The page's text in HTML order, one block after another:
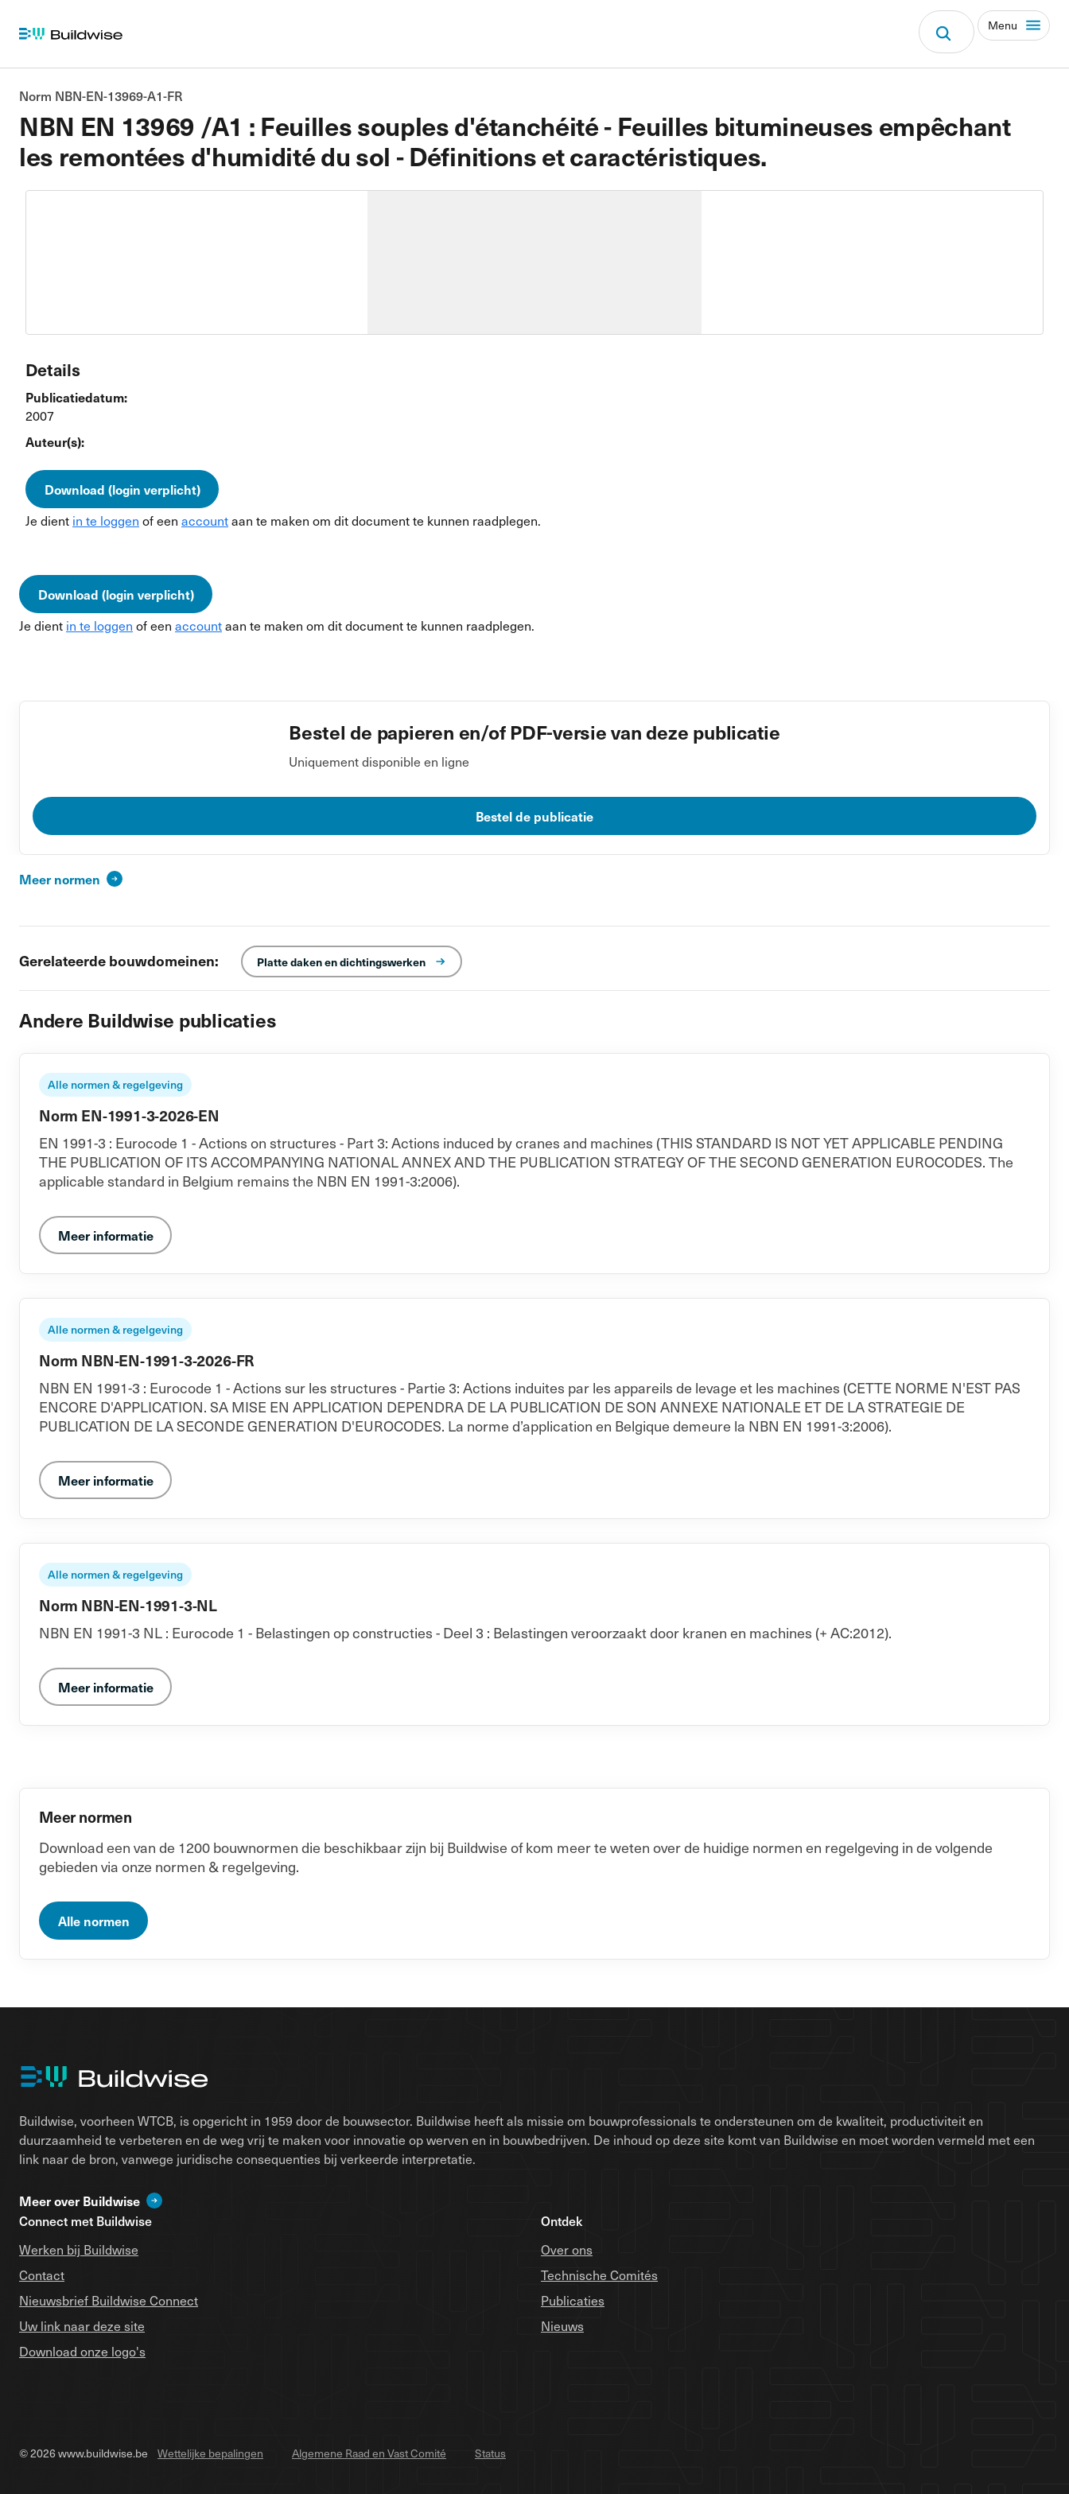
Menu
NBN EN 13969 /A1 : Feuilles souples d'étanchéité - Feuilles bitumineuses empêchant
les remontées d'humidité du sol - Définitions et caractéristiques.
Norm NBN-EN-13969-A1-FR
Details
Publicatiedatum:
2007
Auteur(s):
Download (login verplicht)
Je dient in te loggen of een accountaan te maken om dit document te kunnen raadplegen.
Download (login verplicht)
Je dient in te loggen of een accountaan te maken om dit document te kunnen raadplegen.
Bestel de papieren en/of PDF-versie van deze publicatie
Uniquement disponible en ligne
Bestel de publicatie
Meer normen
Gerelateerde bouwdomeinen: Platte daken en dichtingswerken
Andere Buildwise publicaties
Alle normen & regelgeving
Norm EN-1991-3-2026-EN
EN 1991-3 : Eurocode 1 - Actions on structures - Part 3: Actions induced by cranes and machines (THIS STANDARD IS NOT YET APPLICABLE PENDING
THE PUBLICATION OF ITS ACCOMPANYING NATIONAL ANNEX AND THE PUBLICATION STRATEGY OF THE SECOND GENERATION EUROCODES. The
applicable standard in Belgium remains the NBN EN 1991-3:2006).
Meer informatie
Alle normen & regelgeving
Norm NBN-EN-1991-3-2026-FR
NBN EN 1991-3 : Eurocode 1 - Actions sur les structures - Partie 3: Actions induites par les appareils de levage et les machines (CETTE NORME N'EST PAS
ENCORE D'APPLICATION. SA MISE EN APPLICATION DEPENDRA DE LA PUBLICATION DE SON ANNEXE NATIONALE ET DE LA STRATEGIE DE
PUBLICATION DE LA SECONDE GENERATION D'EUROCODES. La norme d’application en Belgique demeure la NBN EN 1991-3:2006).
Meer informatie
Alle normen & regelgeving
Norm NBN-EN-1991-3-NL
NBN EN 1991-3 NL : Eurocode 1 - Belastingen op constructies - Deel 3 : Belastingen veroorzaakt door kranen en machines (+ AC:2012).
Meer informatie
Meer normen
Download een van de 1200 bouwnormen die beschikbaar zijn bij Buildwise of kom meer te weten over de huidige normen en regelgeving in de volgende
gebieden via onze normen & regelgeving.
Alle normen
Buildwise, voorheen WTCB, is opgericht in 1959 door de bouwsector. Buildwise heeft als missie om bouwprofessionals te ondersteunen om de kwaliteit, productiviteit en
duurzaamheid te verbeteren en de weg vrij te maken voor innovatie op werven en in bouwbedrijven. De inhoud op deze site komt van Buildwise en moet worden vermeld met een
link naar de bron, vanwege juridische consequenties bij verkeerde interpretatie.
Meer over Buildwise
Connect met Buildwise
Werken bij Buildwise
Contact
Nieuwsbrief Buildwise Connect
Uw link naar deze site
Download onze logo's
Ontdek
Over ons
Technische Comités
Publicaties
Nieuws
© 2026 www.buildwise.be Wettelijke bepalingen Algemene Raad en Vast Comité Status